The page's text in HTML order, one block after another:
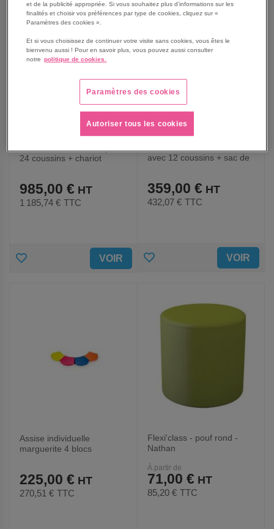
FAVORIS FAVORIS
24 coussins + chariot
985,00 €
1 185,74 € TTC
AJOUTER VOIR
avec 12 coussins + sac de
359,00 €
432,07 € TTC
AJOUTER VOIR
Assise individuelle
marguerite 4 blocs
225,00 €
270,51 € TTC
Flexi'class - pouf rond -
Nathan
À partir de
71,00 €
85,20 € TTC
et de la publicité appropriée. Si vous souhaitez plus d'informations sur les
finalités et choisir vos préférences par type de cookies, cliquez sur «
Paramètres des cookies ».
Et si vous choisissez de continuer votre visite sans cookies, vous êtes le
bienvenu aussi ! Pour en savoir plus, vous pouvez aussi consulter
notre politique de cookies.
Paramètres des cookies
Autoriser tous les cookies